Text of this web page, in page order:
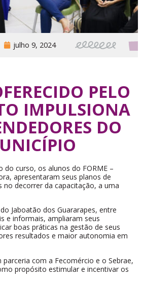
julho 9, 2024
PELO
IMPULSIONA
DO
do curso, os alunos do FORME –
apresentaram seus planos de
no decorrer da capacitação, a uma
Jaboatão dos Guararapes, entre
e informais, ampliaram seus
boas práticas na gestão de seus
resultados e maior autonomia em
parceria com a Fecomércio e o Sebrae,
propósito estimular e incentivar os